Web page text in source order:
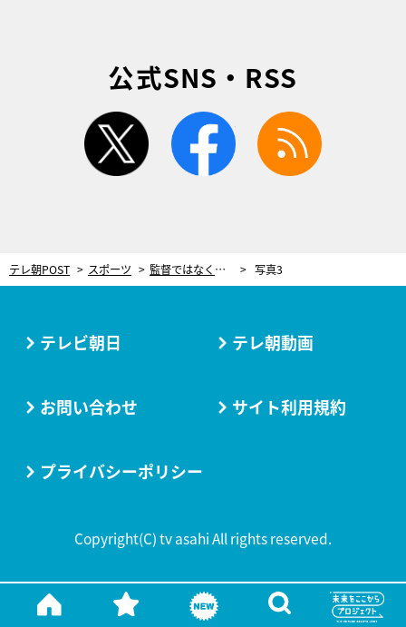
公式SNS・RSS
twitter facebook
テレ朝POST スポーツ 監督ではなく、選手が采配を振るう。高校野球、異色のチームの“挑戦” 写真3
テレビ朝日 テレ朝動画
お問い合わせ サイト利用規約
プライバシーポリシー
Copyright(C) tv asahi All rights reserved.